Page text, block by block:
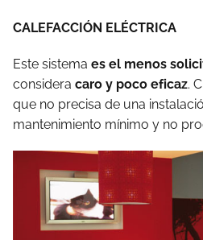
CALEFACCIÓN ELÉCTRICA
Este sistema es el menos
considera caro y poco eficaz.
que no precisa de una
mantenimiento mínimo y no